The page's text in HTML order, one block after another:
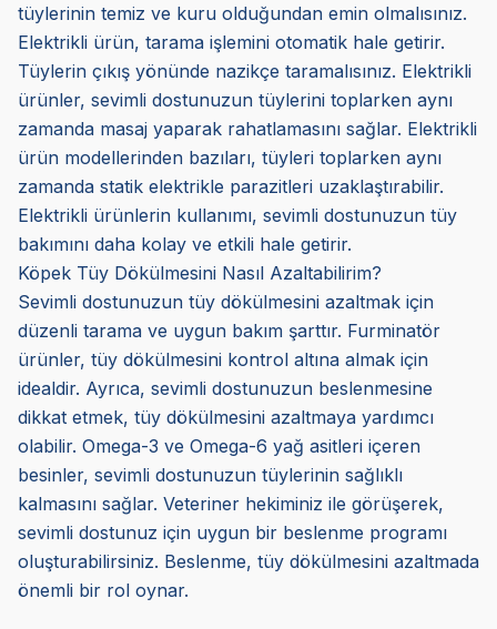
tüylerinin temiz ve kuru olduğundan emin olmalısınız.
Elektrikli ürün, tarama işlemini otomatik hale getirir.
Tüylerin çıkış yönünde nazikçe taramalısınız. Elektrikli
ürünler, sevimli dostunuzun tüylerini toplarken aynı
zamanda masaj yaparak rahatlamasını sağlar. Elektrikli
ürün modellerinden bazıları, tüyleri toplarken aynı
zamanda statik elektrikle parazitleri uzaklaştırabilir.
Elektrikli ürünlerin kullanımı, sevimli dostunuzun tüy
bakımını daha kolay ve etkili hale getirir.
Köpek Tüy Dökülmesini Nasıl Azaltabilirim?
Sevimli dostunuzun tüy dökülmesini azaltmak için
düzenli tarama ve uygun bakım şarttır. Furminatör
ürünler, tüy dökülmesini kontrol altına almak için
idealdir. Ayrıca, sevimli dostunuzun beslenmesine
dikkat etmek, tüy dökülmesini azaltmaya yardımcı
olabilir. Omega-3 ve Omega-6 yağ asitleri içeren
besinler, sevimli dostunuzun tüylerinin sağlıklı
kalmasını sağlar. Veteriner hekiminiz ile görüşerek,
sevimli dostunuz için uygun bir beslenme programı
oluşturabilirsiniz. Beslenme, tüy dökülmesini azaltmada
önemli bir rol oynar.